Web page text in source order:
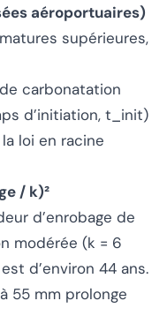
aéroportuaires)
supérieures,
carbonatation
d’initiation, t_init)
loi en racine
/ k)²
d’enrobage de
modérée (k = 6
d’environ 44 ans.
55 mm prolonge